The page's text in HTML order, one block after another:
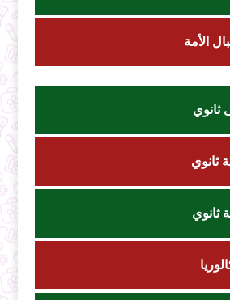
الأمة
ثانوي
ثانوي
ثانوي